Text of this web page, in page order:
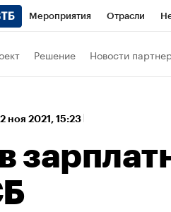
Мероприятия Отрасли
Решение Новости
ноя 2021, 15:23